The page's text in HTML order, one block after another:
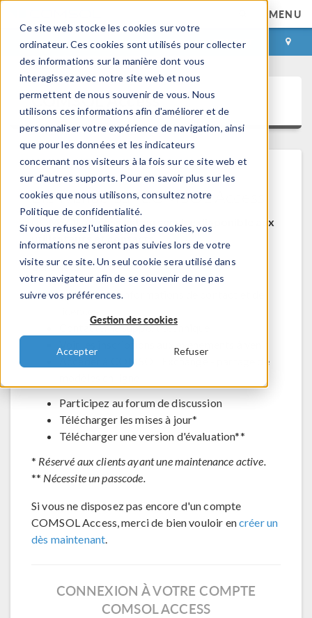
Ce site web stocke les cookies sur votre
ordinateur. Ces cookies sont utilisés pour collecter
des informations sur la manière dont vous
interagissez avec notre site web et nous
permettent de nous souvenir de vous. Nous
utilisons ces informations afin d'améliorer et de
personnaliser votre expérience de navigation, ainsi
que pour les données et les indicateurs
concernant nos visiteurs à la fois sur ce site web et
sur d'autres supports. Pour en savoir plus sur les
cookies que nous utilisons, consultez notre
Politique de confidentialité.
Si vous refusez l'utilisation des cookies, vos
informations ne seront pas suivies lors de votre
visite sur ce site. Un seul cookie sera utilisé dans
votre navigateur afin de se souvenir de ne pas
suivre vos préférences.
Gestion des cookies
Accepter Refuser
MENU
CONNEXION CONTACT
COMSOL Access
Bienvenue sur COMSOL Access
COMSOL Access est un service disponible aux
utilisateurs et contacts.
Bénéfices:
Modifier les informations de contact et de
Contacter le support technique
Voir les inscriptions aux évènements à venir
Accéder à COMSOL Exchange - partage de
Participez au forum de discussion
Télécharger les mises à jour*
Télécharger une version d'évaluation**
* Réservé aux clients ayant une maintenance active.
** Nécessite un passcode.
Si vous ne disposez pas encore d'un compte
COMSOL Access, merci de bien vouloir encréer un
dès maintenant.
CONNEXION À VOTRE COMPTE
COMSOL ACCESS